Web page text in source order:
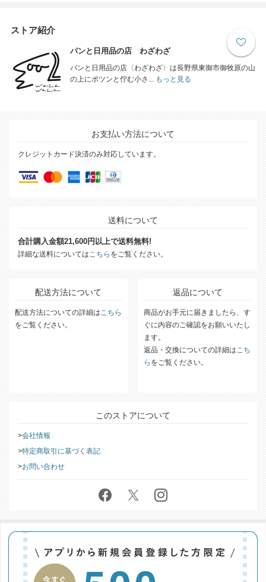
ストア紹介
パンと日用品の店 わざわざ
パンと日用品の店〈わざわざ〉は長野県東御市御牧原の山
の上にポツンと佇む小さ...もっと見る
お支払い方法について
クレジットカード決済のみ対応しています。
送料について
合計購入金額21,600円以上で送料無料!
詳細な送料についてはこちら をご覧ください。
配送方法について
配送方法についての詳細はこちら
をご覧ください。
返品について
商品がお手元に届きましたら、す
ぐに内容のご確認をお願いいたし
ます。
返品・交換についての詳細はこち
ら をご覧ください。
このストアについて
会社情報
特定商取引に基づく表記
お問い合わせ